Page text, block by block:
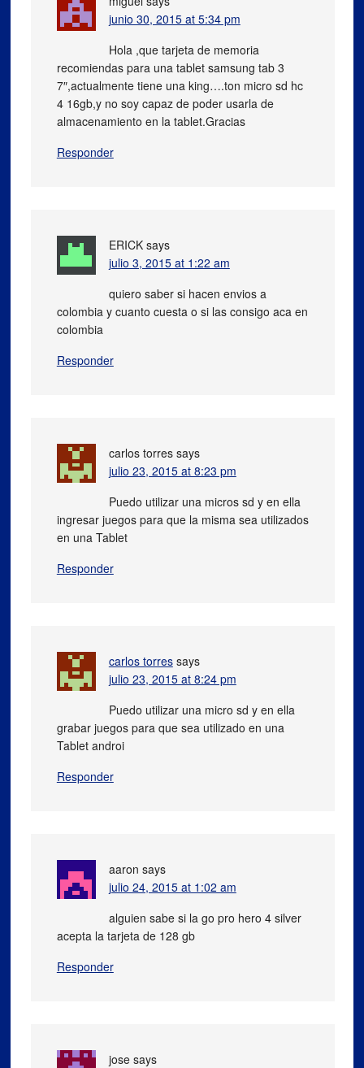
junio 30, 2015 at 5:34 pm
Hola ,que tarjeta de memoria
recomiendas para una tablet samsung tab 3
7″,actualmente tiene una king….ton micro sd hc
4 16gb,y no soy capaz de poder usarla de
almacenamiento en la tablet.Gracias
Responder
ERICK says
julio 3, 2015 at 1:22 am
quiero saber si hacen envios a
colombia y cuanto cuesta o si las consigo aca en
colombia
Responder
carlos torres says
julio 23, 2015 at 8:23 pm
Puedo utilizar una micros sd y en ella
ingresar juegos para que la misma sea utilizados
en una Tablet
Responder
carlos torres says
julio 23, 2015 at 8:24 pm
Puedo utilizar una micro sd y en ella
grabar juegos para que sea utilizado en una
Tablet androi
Responder
aaron says
julio 24, 2015 at 1:02 am
alguien sabe si la go pro hero 4 silver
acepta la tarjeta de 128 gb
Responder
jose says